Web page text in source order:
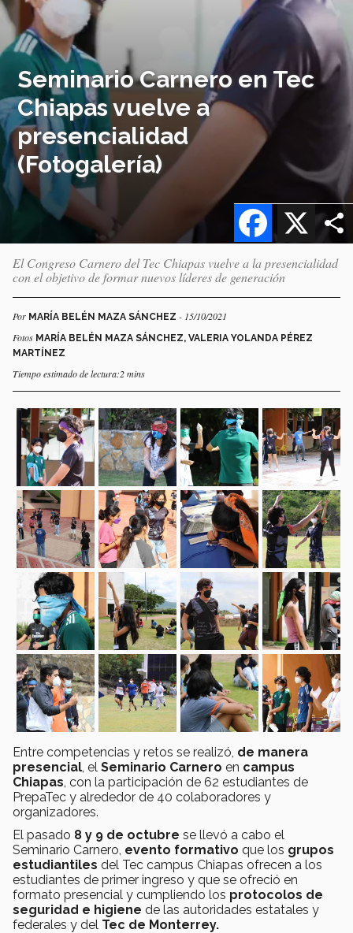
Seminario Carnero en Tec
Chiapas vuelve a
presencialidad
(Fotogalería)
X
Facebook
El Congreso Carnero del Tec Chiapas vuelve a la presencialidad
con el objetivo de formar nuevos líderes de generación
Por MARÍA BELÉN MAZA SÁNCHEZ - 15/10/2021
Fotos MARÍA BELÉN MAZA SÁNCHEZ, VALERIA YOLANDA PÉREZ
MARTÍNEZ
Tiempo estimado de lectura:2 mins
Entre competencias y retos se realizó, de manera
presencial , el Seminario Carnero en campus
Chiapas , con la participación de 62 estudiantes de
PrepaTec y alrededor de 40 colaboradores y
organizadores.
El pasado 8 y 9 de octubre se llevó a cabo el
Seminario Carnero, evento formativo que los grupos
estudiantiles del Tec campus Chiapas ofrecen a los
estudiantes de primer ingreso y que se ofreció en
formato presencial y cumpliendo los protocolos de
seguridad e higiene de las autoridades estatales y
federales y del Tec de Monterrey.